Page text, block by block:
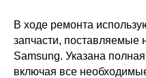
В ходе ремонта
запчасти, поставляемые
Samsung. Указана
включая все